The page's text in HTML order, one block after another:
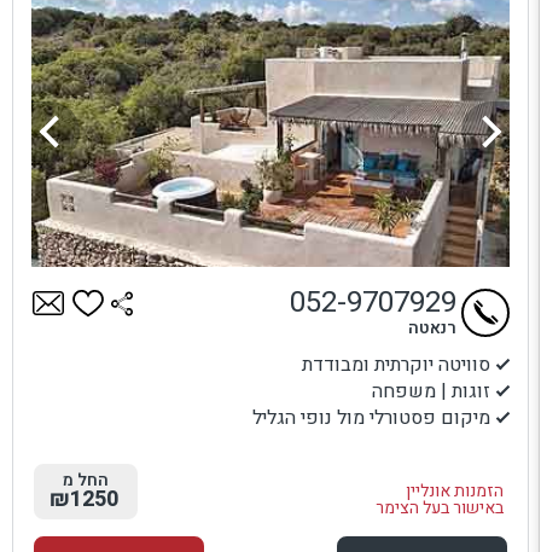
סוויטה יוקרתית ומבודדת
זוגות | משפחה
מיקום פסטורלי מול נופי הגליל
הזמנות אונליין
באישור בעל הצימר
052-9707929
רנאטה
החל מ
₪1250